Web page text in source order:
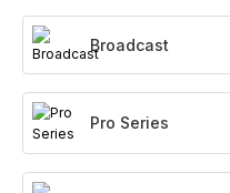
Broadcast
Pro Series